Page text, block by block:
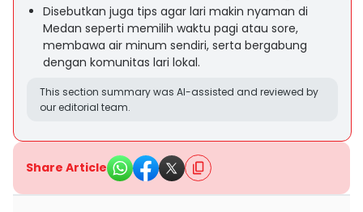
Disebutkan juga tips agar lari makin nyaman di
Medan seperti memilih waktu pagi atau sore,
membawa air minum sendiri, serta bergabung
dengan komunitas lari lokal.
This section summary was AI-assisted and reviewed by
our editorial team.
Share Article